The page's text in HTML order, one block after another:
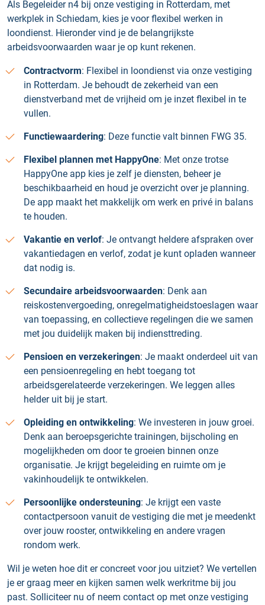
Als Begeleider n4 bij onze vestiging in Rotterdam, met
werkplek in Schiedam, kies je voor flexibel werken in
loondienst. Hieronder vind je de belangrijkste
arbeidsvoorwaarden waar je op kunt rekenen.
Contractvorm: Flexibel in loondienst via onze vestiging
in Rotterdam. Je behoudt de zekerheid van een
dienstverband met de vrijheid om je inzet flexibel in te
vullen.
Functiewaardering: Deze functie valt binnen FWG 35.
Flexibel plannen met HappyOne: Met onze trotse
HappyOne app kies je zelf je diensten, beheer je
beschikbaarheid en houd je overzicht over je planning.
De app maakt het makkelijk om werk en privé in balans
te houden.
Vakantie en verlof: Je ontvangt heldere afspraken over
vakantiedagen en verlof, zodat je kunt opladen wanneer
dat nodig is.
Secundaire arbeidsvoorwaarden: Denk aan
reiskostenvergoeding, onregelmatigheidstoeslagen waar
van toepassing, en collectieve regelingen die we samen
met jou duidelijk maken bij indiensttreding.
Pensioen en verzekeringen: Je maakt onderdeel uit van
een pensioenregeling en hebt toegang tot
arbeidsgerelateerde verzekeringen. We leggen alles
helder uit bij je start.
Opleiding en ontwikkeling: We investeren in jouw groei.
Denk aan beroepsgerichte trainingen, bijscholing en
mogelijkheden om door te groeien binnen onze
organisatie. Je krijgt begeleiding en ruimte om je
vakinhoudelijk te ontwikkelen.
Persoonlijke ondersteuning: Je krijgt een vaste
contactpersoon vanuit de vestiging die met je meedenkt
over jouw rooster, ontwikkeling en andere vragen
rondom werk.
Wil je weten hoe dit er concreet voor jou uitziet? We vertellen
je er graag meer en kijken samen welk werkritme bij jou
past. Solliciteer nu of neem contact op met onze vestiging